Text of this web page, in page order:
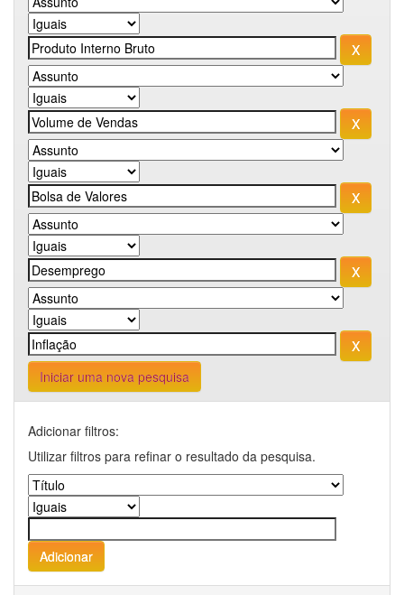
Iniciar uma nova pesquisa
Adicionar filtros:
Utilizar filtros para refinar o resultado da pesquisa.